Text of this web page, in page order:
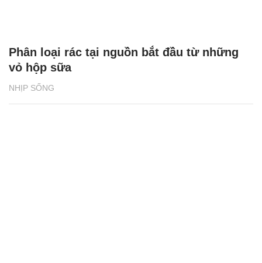
NHỊP SỐNG
Phân loại rác tại nguồn bắt đầu từ những
vỏ hộp sữa